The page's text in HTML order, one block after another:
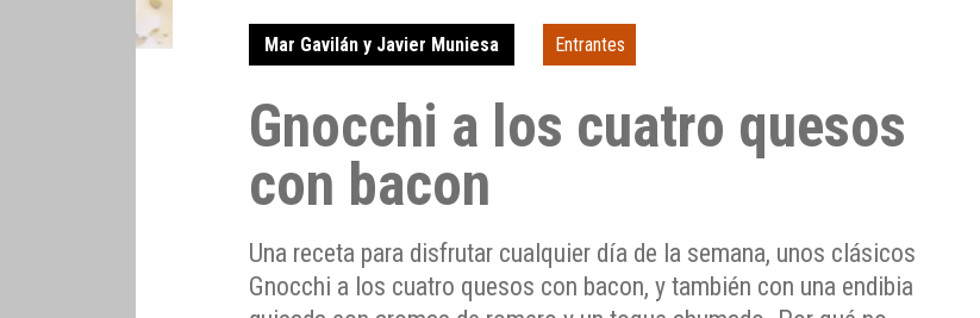
Mar Gavilán y Javier Muniesa Entrantes
Gnocchi a los cuatro quesos
con bacon
Una receta para disfrutar cualquier día de la semana, unos clásicos
Gnocchi a los cuatro quesos con bacon, y también con una endibia